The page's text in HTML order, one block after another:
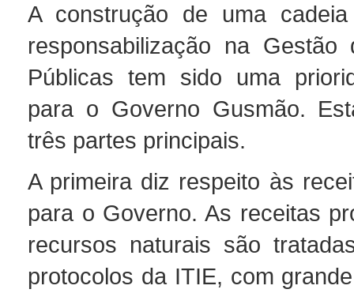
A construção de uma
responsabilização na Gestão
Públicas tem sido uma
para o Governo Gusmão.
três partes principais.
A primeira diz respeito às
para o Governo. As receitas
recursos naturais são
protocolos da ITIE, com